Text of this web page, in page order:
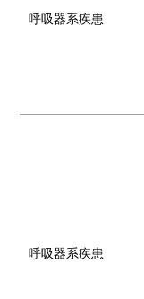
呼吸器系疾患
呼吸器系疾患